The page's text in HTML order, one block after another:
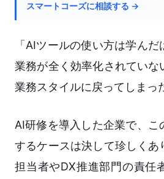
スマートコーズに相談する →
「AIツールの使い方は学ん
業務が全く効率化されていな
業務スタイルに戻ってしまっ
AI研修を導入した企業で、こ
するケースは決して珍しくあ
担当者やDX推進部門の責任